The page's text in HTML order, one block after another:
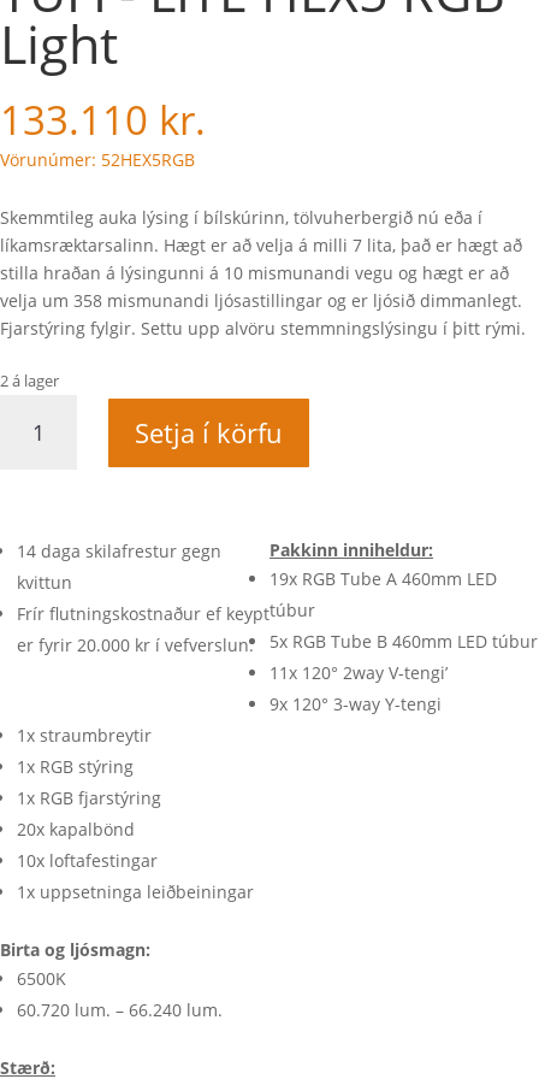
Light
133.110 kr.
Vörunúmer: 52HEX5RGB
Skemmtileg auka lýsing í bílskúrinn, tölvuherbergið nú eða í
líkamsræktarsalinn. Hægt er að velja á milli 7 lita, það er hægt að
stilla hraðan á lýsingunni á 10 mismunandi vegu og hægt er að
velja um 358 mismunandi ljósastillingar og er ljósið dimmanlegt.
Fjarstýring fylgir. Settu upp alvöru stemmningslýsingu í þitt rými.
2 á lager
quantity
Setja í körfu
14 daga skilafrestur gegn
kvittun
Frír flutningskostnaður ef keypt
er fyrir 20.000 kr í vefverslun.
Pakkinn inniheldur:
19x RGB Tube A 460mm LED
túbur
5x RGB Tube B 460mm LED túbur
11x 120° 2way V-tengi’
9x 120° 3-way Y-tengi
1x straumbreytir
1x RGB stýring
1x RGB fjarstýring
20x kapalbönd
10x loftafestingar
1x uppsetninga leiðbeiningar
Birta og ljósmagn:
6500K
60.720 lum. – 66.240 lum.
Stærð: